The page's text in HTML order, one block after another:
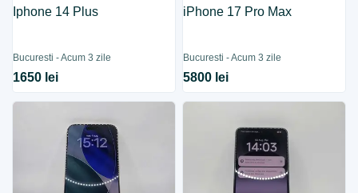
Iphone 14 Plus
Bucuresti - Acum 3 zile
1650 lei
iPhone 17 Pro Max
Bucuresti - Acum 3 zile
5800 lei